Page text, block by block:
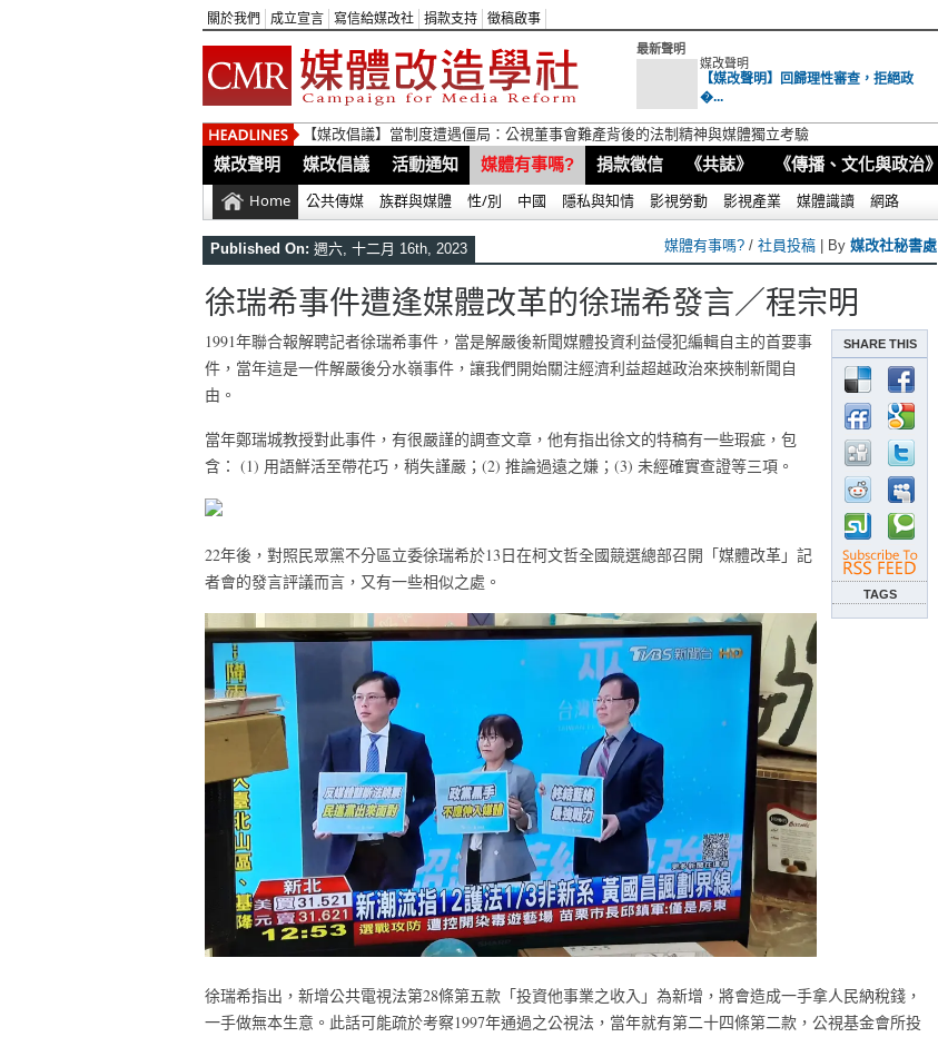
關於我們 成立宣言 寫信給媒改社 捐款支持 徵稿啟事
最新聲明
媒改聲明
【媒改聲明】回歸理性審查，拒絕政
�...
【媒改倡議】當制度遭遇僵局：公視董事會難產背後的法制精神與媒體獨立考驗
媒改聲明 媒改倡議 活動通知 媒體有事嗎? 捐款徵信 《共誌》 《傳播、文化與政治》
Home 公共傳媒 族群與媒體 性/別 中國 隱私與知情 影視勞動 影視產業 媒體識讀 網路
Published On: 週六, 十二月 16th, 2023 媒體有事嗎? / 社員投稿 | By 媒改社秘書處
徐瑞希事件遭逢媒體改革的徐瑞希發言／程宗明
SHARE THIS
TAGS
1991年聯合報解聘記者徐瑞希事件，當是解嚴後新聞媒體投資利益侵犯編輯自主的首要事
件，當年這是一件解嚴後分水嶺事件，讓我們開始關注經濟利益超越政治來挾制新聞自
由。
當年鄭瑞城教授對此事件，有很嚴謹的調查文章，他有指出徐文的特稿有一些瑕疵，包
含： (1) 用語鮮活至帶花巧，稍失謹嚴；(2) 推論過遠之嫌；(3) 未經確實查證等三項。
22年後，對照民眾黨不分區立委徐瑞希於13日在柯文哲全國競選總部召開「媒體改革」記
者會的發言評議而言，又有一些相似之處。
徐瑞希指出，新增公共電視法第28條第五款「投資他事業之收入」為新增，將會造成一手拿人民納稅錢，
一手做無本生意。此話可能疏於考察1997年通過之公視法，當年就有第二十四條第二款，公視基金會所投